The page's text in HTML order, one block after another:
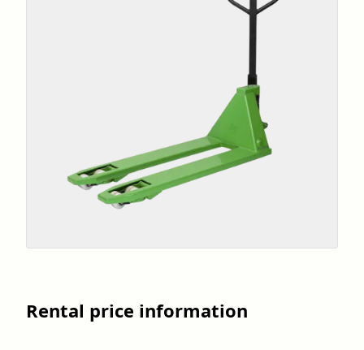
Rental price information